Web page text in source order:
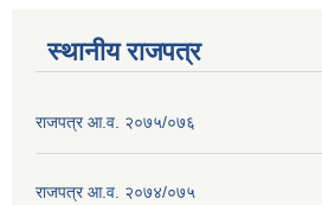
स्थानीय राजपत्र
राजपत्र आ.व. २०७५/०७६
राजपत्र आ.व. २०७४/०७५